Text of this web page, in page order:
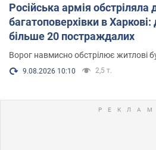
Російська армія обстріляла
багатоповерхівки в Харкові:
більше 20 постраждалих
Ворог навмисно обстрілює житлові
9.08.2026 10:10 2,5 т.